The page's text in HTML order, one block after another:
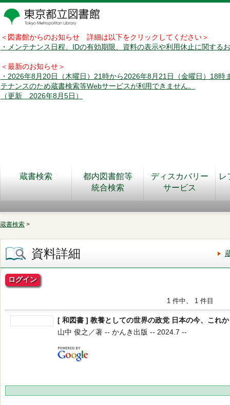
＜図書館からのお知らせ 詳細は以下をクリックしてください＞
・メンテナンス日程、IDの有効期限、資料の表示や利用休止に関する
＜最新のお知らせ＞
・2026年8月20日（木曜日）21時から2026年8月21日（金曜日）18時
テナンスのため蔵書検索等Webサービスが利用できません。
（更新 2026年8月5日）
蔵書検索
都内図書館等
統合検索
ディスカバリー
サービス
レ
蔵書検索 >
資料詳細
ログイン
1 件中、 1 件目
[ 和図書 ] 教養としての世界の政党 日本の今、これ
山中 俊之／著 -- かんき出版 -- 2024.7 --